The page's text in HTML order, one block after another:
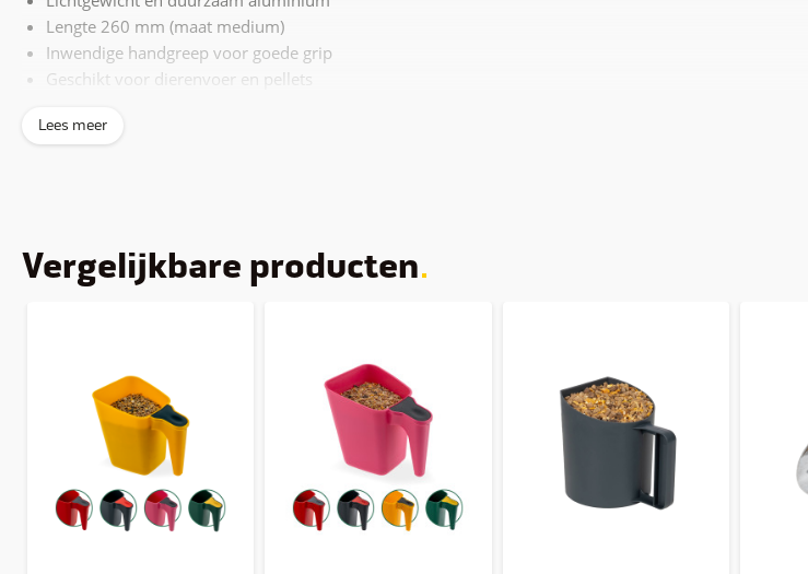
Lengte 260 mm (maat medium)
Inwendige handgreep voor goede grip
Geschikt voor dierenvoer en pellets
Lees meer
Vergelijkbare producten